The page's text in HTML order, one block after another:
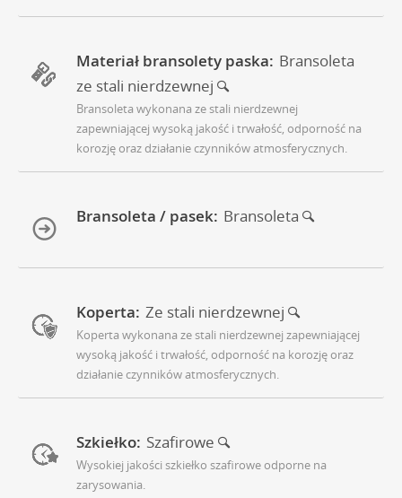
Materiał bransolety paska: Bransoleta
ze stali nierdzewnej
Bransoleta wykonana ze stali nierdzewnej
zapewniającej wysoką jakość i trwałość, odporność na
korozję oraz działanie czynników atmosferycznych.
Bransoleta / pasek: Bransoleta
Koperta: Ze stali nierdzewnej
Koperta wykonana ze stali nierdzewnej zapewniającej
wysoką jakość i trwałość, odporność na korozję oraz
działanie czynników atmosferycznych.
Szkiełko: Szafirowe
Wysokiej jakości szkiełko szafirowe odporne na
zarysowania.